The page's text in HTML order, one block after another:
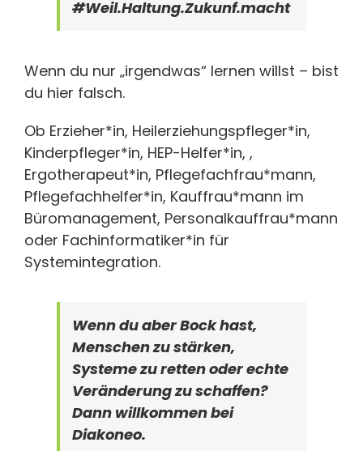
#Weil.Haltung.Zukunf.macht
Wenn du nur „irgendwas“ lernen willst – bist
du hier falsch.
Ob Erzieher*in, Heilerziehungspfleger*in,
Kinderpfleger*in, HEP-Helfer*in, ,
Ergotherapeut*in, Pflegefachfrau*mann,
Pflegefachhelfer*in, Kauffrau*mann im
Büromanagement, Personalkauffrau*mann
oder Fachinformatiker*in für
Systemintegration.
Wenn du aber Bock hast,
Menschen zu stärken,
Systeme zu retten oder echte
Veränderung zu schaffen?
Dann willkommen bei
Diakoneo.